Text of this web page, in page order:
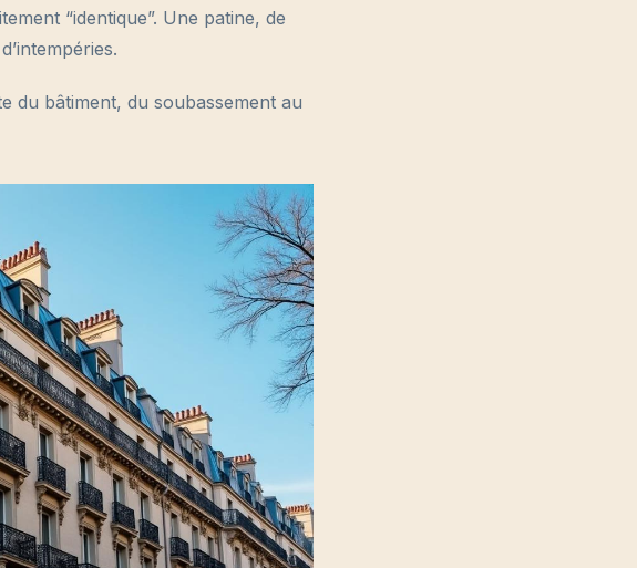
“identique”. Une patine, de
du bâtiment, du soubassement au